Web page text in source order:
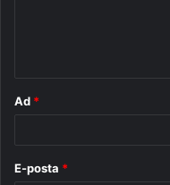
Ad *
E-posta *